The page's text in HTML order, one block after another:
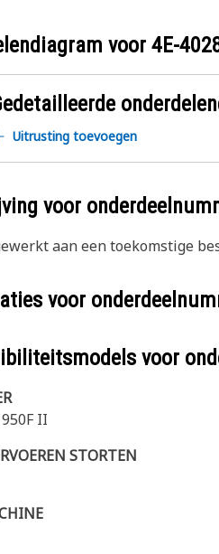
voor 4E-
Uitrusting toevoegen
voor
aan een toekomstige
voor
voor
II
STORTEN